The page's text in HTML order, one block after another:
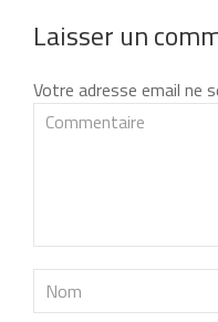
Laisser un
Votre adresse email ne